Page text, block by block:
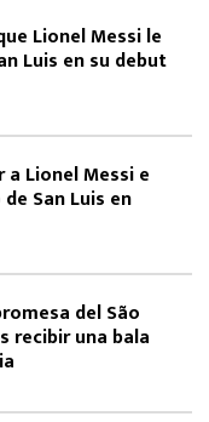
Lionel Messi le
Luis en su debut
a Lionel Messi e
San Luis en
del São
recibir una bala